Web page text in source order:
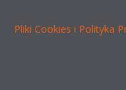
Pliki Cookies i Polityka